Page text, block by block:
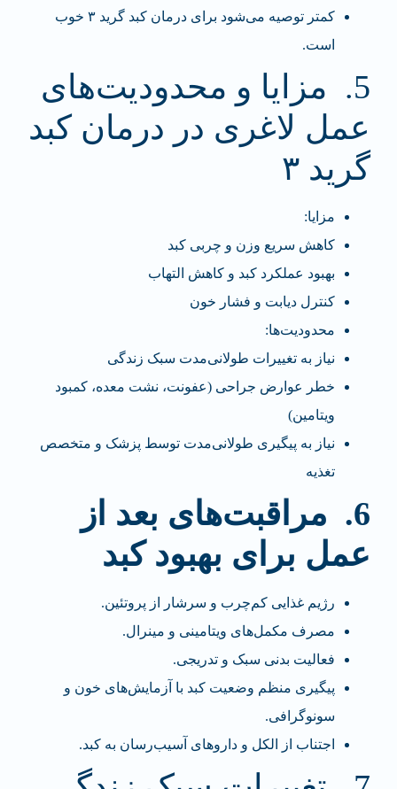
کمتر توصیه می‌شود برای درمان کبد گرید ۳ خوب
است.
5. مزایا و محدودیت‌های
عمل لاغری در درمان کبد
گرید ۳
مزایا:
کاهش سریع وزن و چربی کبد
بهبود عملکرد کبد و کاهش التهاب
کنترل دیابت و فشار خون
محدودیت‌ها:
نیاز به تغییرات طولانی‌مدت سبک زندگی
خطر عوارض جراحی (عفونت، نشت معده، کمبود
ویتامین)
نیاز به پیگیری طولانی‌مدت توسط پزشک و متخصص
تغذیه
6
. مراقبت‌های بعد از
عمل برای بهبود کبد
رژیم غذایی کم‌چرب و سرشار از پروتئین.
مصرف مکمل‌های ویتامینی و مینرال.
فعالیت بدنی سبک و تدریجی.
پیگیری منظم وضعیت کبد با آزمایش‌های خون و
سونوگرافی.
اجتناب از الکل و داروهای آسیب‌رسان به کبد.